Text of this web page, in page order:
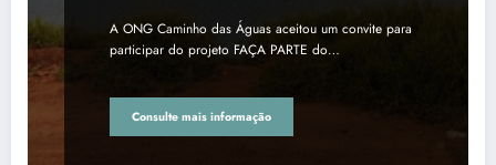
A ONG Caminho das Águas aceitou um convite para
participar do projeto FAÇA PARTE do…
Consulte mais informação